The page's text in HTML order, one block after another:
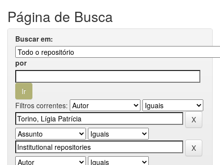
Página de Busca
Buscar em:
por
Filtros correntes: